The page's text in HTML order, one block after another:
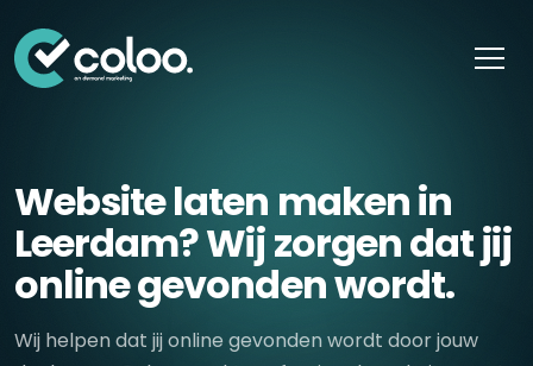
Website laten maken in
Leerdam? Wij zorgen dat jij
online gevonden wordt.
Wij helpen dat jij online gevonden wordt door jouw